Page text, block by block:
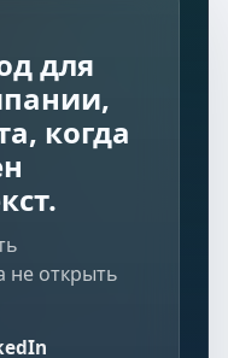
для
когда
не открыть